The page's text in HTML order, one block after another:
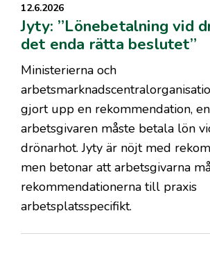
12.6.2026
Jyty: ”Lönebetalning vid
det enda rätta beslutet”
Ministerierna och
gjort upp en rekommendation,
arbetsgivaren måste betala lön
drönarhot. Jyty är nöjt med
men betonar att arbetsgivarna
rekommendationerna till praxis
arbetsplatsspecifikt.